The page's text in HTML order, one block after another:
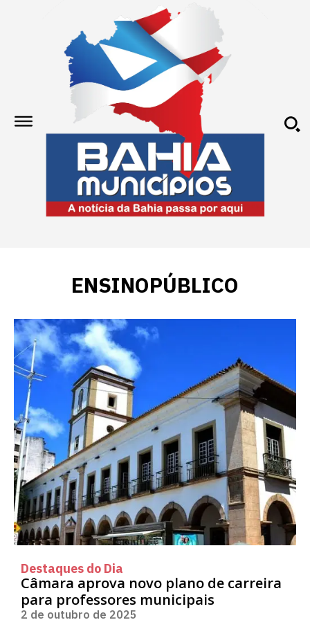
ENSINOPÚBLICO
Destaques do Dia
Câmara aprova novo plano de carreira
para professores municipais
2 de outubro de 2025